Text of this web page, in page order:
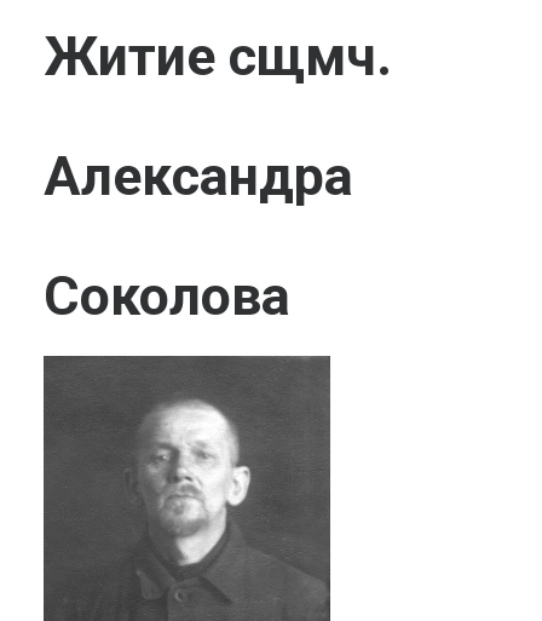
Житие сщмч.
Александра
Соколова